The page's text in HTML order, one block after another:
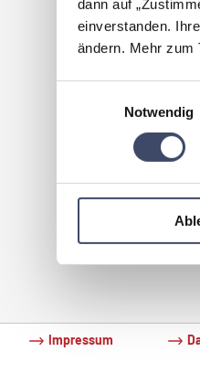
dann auf
einverstanden.
ändern. Mehr zum
Notwendig
Good Practice-
zum Best
Impressum